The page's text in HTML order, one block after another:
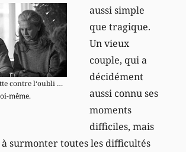
contre l‘oubli …
même.
aussi simple
que tragique.
Un vieux
couple, qui a
décidément
aussi connu ses
moments
difficiles, mais
surmonter toutes les difficultés